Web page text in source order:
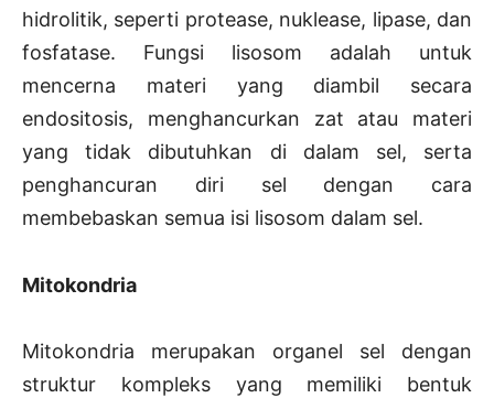
hidrolitik, seperti protease, nuklease, lipase, dan
fosfatase. Fungsi lisosom adalah untuk
mencerna materi yang diambil secara
endositosis, menghancurkan zat atau materi
yang tidak dibutuhkan di dalam sel, serta
penghancuran diri sel dengan cara
membebaskan semua isi lisosom dalam sel.
Mitokondria
Mitokondria merupakan organel sel dengan
struktur kompleks yang memiliki bentuk